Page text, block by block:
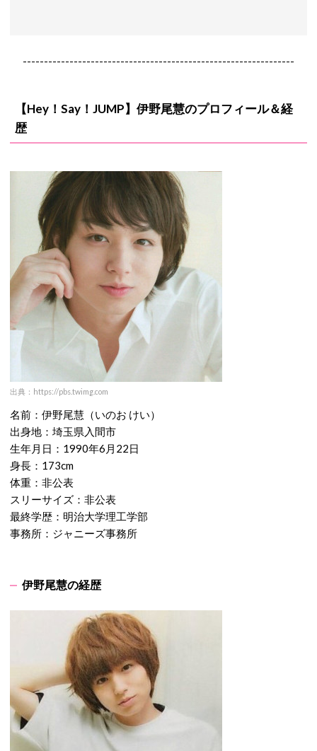
----------------------------------------------------------------
【Hey！Say！JUMP】伊野尾慧のプロフィール＆経
歴
出典：https://pbs.twimg.com
名前：伊野尾慧（いのお けい）
出身地：埼玉県入間市
生年月日：1990年6月22日
身長：173cm
体重：非公表
スリーサイズ：非公表
最終学歴：明治大学理工学部
事務所：ジャニーズ事務所
伊野尾慧の経歴